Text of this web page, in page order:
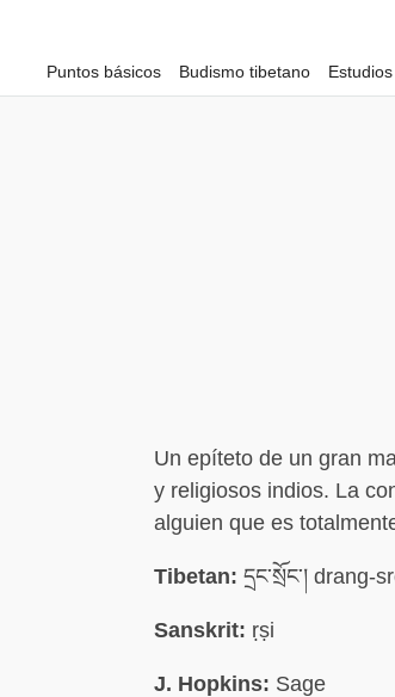
Puntos básicos Budismo tibetano
Un epíteto de un gran
y religiosos indios. La
alguien que es
Tibetan: དྲང་སྲོང་། drang-
Sanskrit: ṛṣi
J. Hopkins: Sage